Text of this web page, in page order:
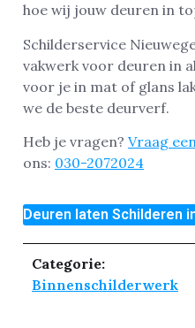
hoe wij jouw deuren in
Schilderservice
vakwerk voor deuren in
voor je in mat of glans
we de beste deurverf.
Heb je vragen? Vraag
ons: 030-2072024
Deuren laten Schilderen
Categorie:
Binnenschilderwerk